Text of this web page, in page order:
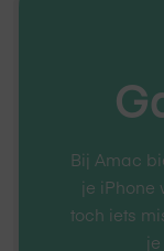
Bij Amac
je iPhone
toch iets